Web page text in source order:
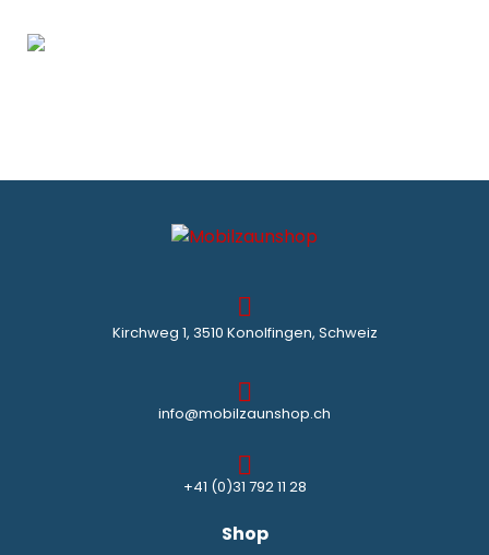
Kirchweg 1, 3510 Konolfingen, Schweiz
info@mobilzaunshop.ch
+41 (0)31 792 11 28
Shop